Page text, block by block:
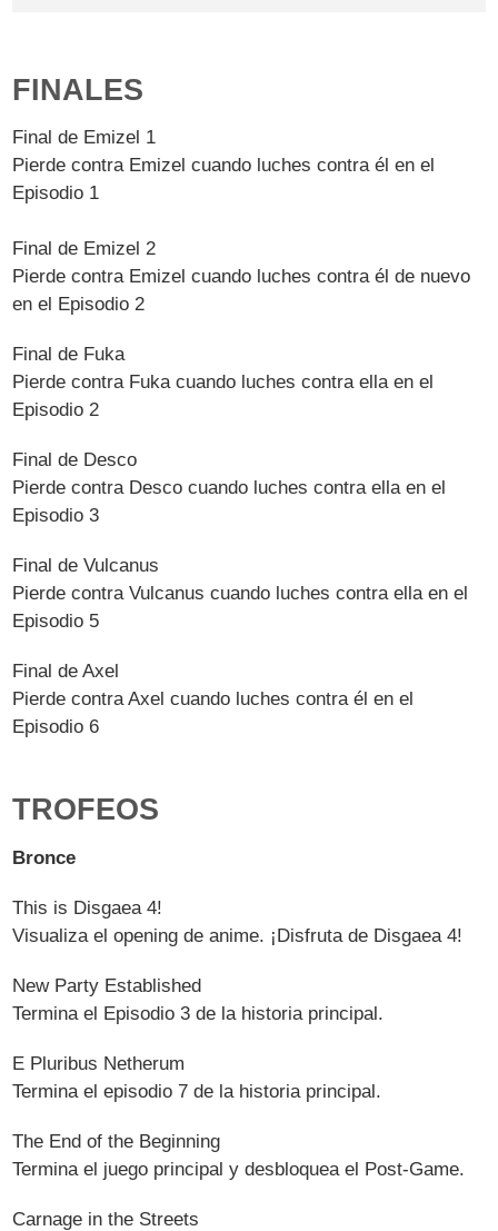
FINALES
Final de Emizel 1
Pierde contra Emizel cuando luches contra él en el
Episodio 1
Final de Emizel 2
Pierde contra Emizel cuando luches contra él de nuevo
en el Episodio 2
Final de Fuka
Pierde contra Fuka cuando luches contra ella en el
Episodio 2
Final de Desco
Pierde contra Desco cuando luches contra ella en el
Episodio 3
Final de Vulcanus
Pierde contra Vulcanus cuando luches contra ella en el
Episodio 5
Final de Axel
Pierde contra Axel cuando luches contra él en el
Episodio 6
TROFEOS
Bronce
This is Disgaea 4!
Visualiza el opening de anime. ¡Disfruta de Disgaea 4!
New Party Established
Termina el Episodio 3 de la historia principal.
E Pluribus Netherum
Termina el episodio 7 de la historia principal.
The End of the Beginning
Termina el juego principal y desbloquea el Post-Game.
Carnage in the Streets